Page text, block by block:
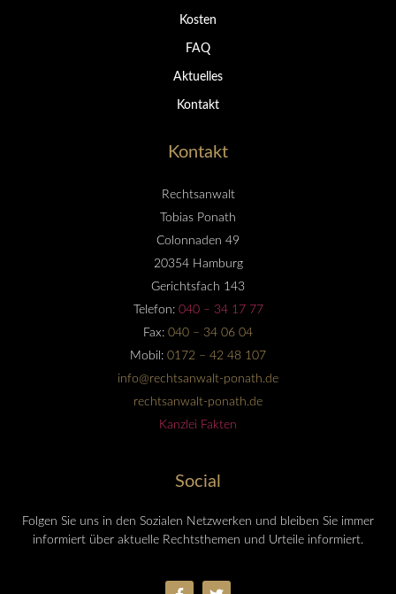
Kosten
FAQ
Aktuelles
Kontakt
Kontakt
Rechtsanwalt
Tobias Ponath
Colonnaden 49
20354 Hamburg
Gerichtsfach 143
Telefon: 040 – 34 17 77
Fax: 040 – 34 06 04
Mobil: 0172 – 42 48 107
info@rechtsanwalt-ponath.de
rechtsanwalt-ponath.de
Kanzlei Fakten
Social
Folgen Sie uns in den Sozialen Netzwerken und bleiben Sie immer
informiert über aktuelle Rechtsthemen und Urteile informiert.